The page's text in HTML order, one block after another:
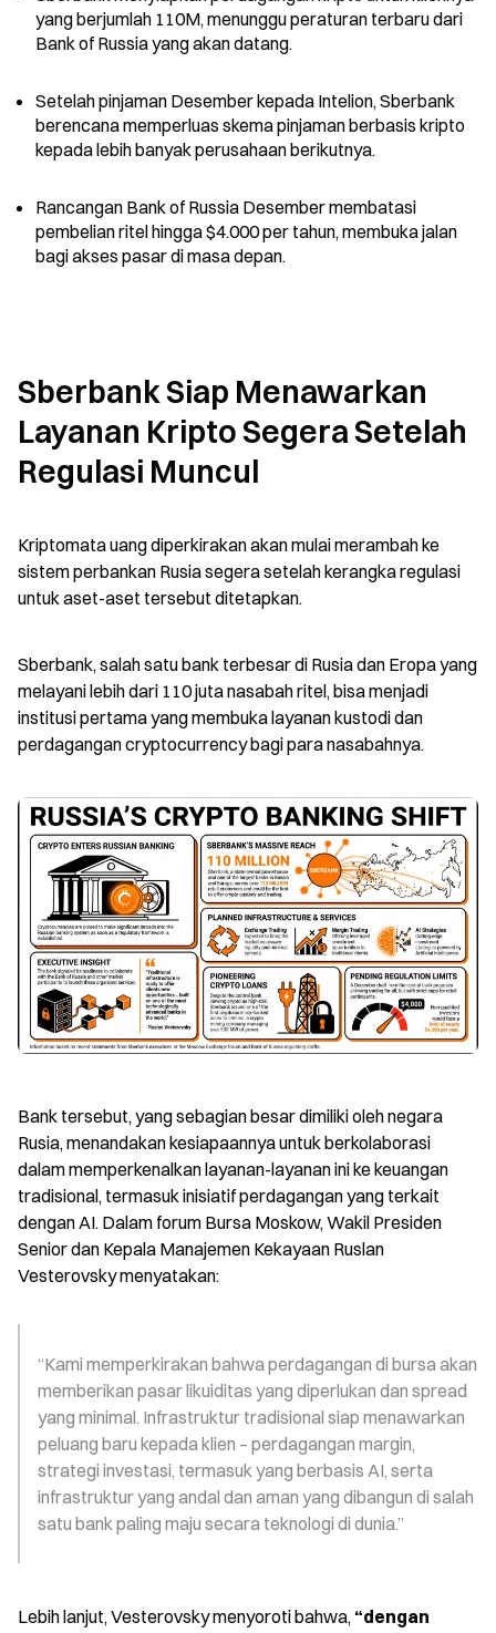
yang berjumlah 110M, menunggu peraturan terbaru dari
Bank of Russia yang akan datang.
Setelah pinjaman Desember kepada Intelion, Sberbank
berencana memperluas skema pinjaman berbasis kripto
kepada lebih banyak perusahaan berikutnya.
Rancangan Bank of Russia Desember membatasi
pembelian ritel hingga $4.000 per tahun, membuka jalan
bagi akses pasar di masa depan.
Sberbank Siap Menawarkan
Layanan Kripto Segera Setelah
Regulasi Muncul
Kriptomata uang diperkirakan akan mulai merambah ke
sistem perbankan Rusia segera setelah kerangka regulasi
untuk aset-aset tersebut ditetapkan.
Sberbank, salah satu bank terbesar di Rusia dan Eropa yang
melayani lebih dari 110 juta nasabah ritel, bisa menjadi
institusi pertama yang membuka layanan kustodi dan
perdagangan cryptocurrency bagi para nasabahnya.
Bank tersebut, yang sebagian besar dimiliki oleh negara
Rusia, menandakan kesiapaannya untuk berkolaborasi
dalam memperkenalkan layanan-layanan ini ke keuangan
tradisional, termasuk inisiatif perdagangan yang terkait
dengan AI. Dalam forum Bursa Moskow, Wakil Presiden
Senior dan Kepala Manajemen Kekayaan Ruslan
Vesterovsky menyatakan:
“Kami memperkirakan bahwa perdagangan di bursa akan
memberikan pasar likuiditas yang diperlukan dan spread
yang minimal. Infrastruktur tradisional siap menawarkan
peluang baru kepada klien – perdagangan margin,
strategi investasi, termasuk yang berbasis AI, serta
infrastruktur yang andal dan aman yang dibangun di salah
satu bank paling maju secara teknologi di dunia.”
Lebih lanjut, Vesterovsky menyoroti bahwa, “dengan